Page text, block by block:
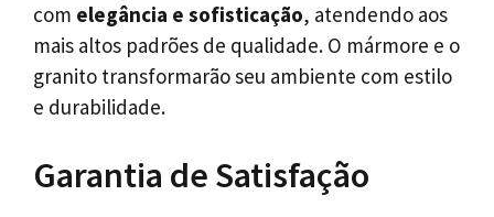
com elegância e sofisticação, atendendo aos
mais altos padrões de qualidade. O mármore e o
granito transformarão seu ambiente com estilo
e durabilidade.
Garantia de Satisfação